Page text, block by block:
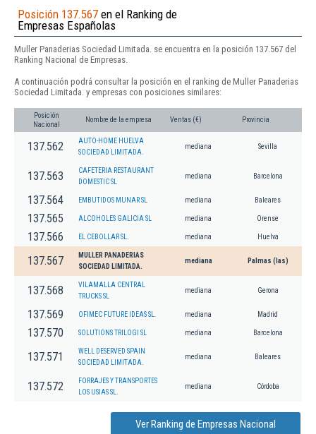
Posición 137.567 en el Ranking de
Empresas Españolas
Muller Panaderias Sociedad Limitada. se encuentra en la posición 137.567 del
Ranking Nacional de Empresas.
A continuación podrá consultar la posición en el ranking de Muller Panaderias
Sociedad Limitada. y empresas con posiciones similares:
Posición
Nacional
Nombre de la empresa Ventas (€) Provincia
137.562
AUTO-HOME HUELVA
SOCIEDAD LIMITADA.
mediana Sevilla
137.563
CAFETERIA RESTAURANT
DOMESTIC SL
mediana Barcelona
137.564 EMBUTIDOS MUNAR SL mediana Baleares
137.565 ALCOHOLES GALICIA SL mediana Orense
137.566 EL CEBOLLAR SL. mediana Huelva
137.567
MULLER PANADERIAS
SOCIEDAD LIMITADA.
mediana Palmas (las)
137.568
VILAMALLA CENTRAL
TRUCKS SL
mediana Gerona
137.569 OFIMEC FUTURE IDEAS SL. mediana Madrid
137.570 SOLUTIONS TRILOGI SL mediana Barcelona
137.571
WELL DESERVED SPAIN
SOCIEDAD LIMITADA.
mediana Baleares
137.572
FORRAJES Y TRANSPORTES
LOS USIAS SL.
mediana Córdoba
Ver Ranking de Empresas Nacional